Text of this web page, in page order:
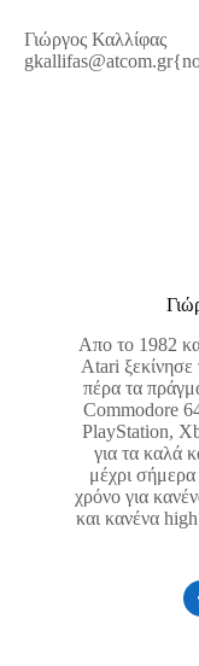
Γιώργος Καλλίφας
gkallifas@atcom.gr
Απο το 1982
Atari ξεκίνησε
πέρα τα
Commodore
PlayStation,
για τα καλά
μέχρι
χρόνο για
και κανένα high